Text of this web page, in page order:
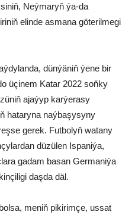
Neýmaryň ýa-da
elinde asmana göterilmegi
dünýäniň ýene bir
üçinem Katar 2022 soňky
ajaýyp karýerasy
hataryna naýbaşysyny
gerek. Futbolyň watany
düzülen Ispaniýa,
gadam basan Germaniýa
daşda däl.
meniň pikirimçe, ussat